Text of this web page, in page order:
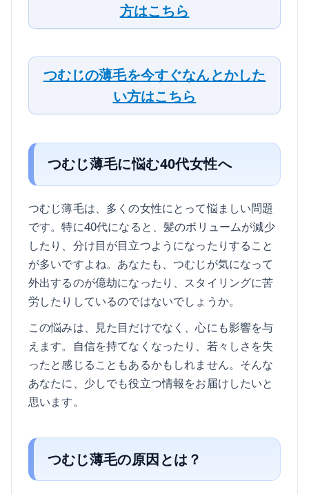
方はこちら
つむじの薄毛を今すぐなんとかした
い方はこちら
つむじ薄毛に悩む40代女性へ
つむじ薄毛は、多くの女性にとって悩ましい問題
です。特に40代になると、髪のボリュームが減少
したり、分け目が目立つようになったりすること
が多いですよね。あなたも、つむじが気になって
外出するのが億劫になったり、スタイリングに苦
労したりしているのではないでしょうか。
この悩みは、見た目だけでなく、心にも影響を与
えます。自信を持てなくなったり、若々しさを失
ったと感じることもあるかもしれません。そんな
あなたに、少しでも役立つ情報をお届けしたいと
思います。
つむじ薄毛の原因とは？